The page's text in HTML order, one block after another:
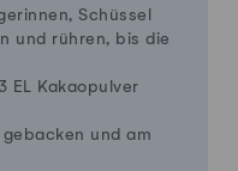
Schüssel
und rühren, bis die
EL Kakaopulver
und am